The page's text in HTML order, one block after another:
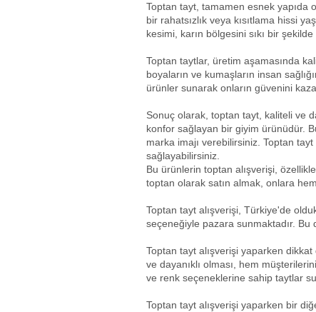
Toptan tayt, tamamen esnek yapıda
bir rahatsızlık veya kısıtlama hissi
kesimi, karın bölgesini sıkı bir
Toptan taytlar, üretim aşamasında
boyaların ve kumaşların insan
ürünler sunarak onların güvenini
Sonuç olarak, toptan tayt, kaliteli ve
konfor sağlayan bir giyim ürünüdür.
marka imajı verebilirsiniz. Toptan
sağlayabilirsiniz.
Bu ürünlerin toptan alışverişi,
toptan olarak satın almak, onlara
Toptan tayt alışverişi, Türkiye'de
seçeneğiyle pazara sunmaktadır. Bu
Toptan tayt alışverişi yaparken
ve dayanıklı olması, hem
ve renk seçeneklerine sahip taytlar
Toptan tayt alışverişi yaparken bir